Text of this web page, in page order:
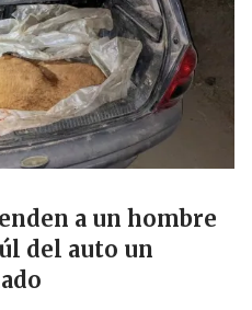
a un hombre
del auto un